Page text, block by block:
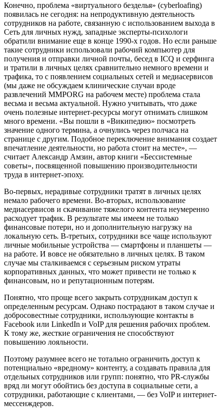
Конечно, проблема «виртуального безделья» (cyberloafing)
появилась не сегодня: на непродуктивную деятельность
сотрудников на работе, связанную с использованием выхода в
Сеть для личных нужд, западные эксперты-психологи
обратили внимание еще в конце 1990-х годов. Но если раньше
такие сотрудники использовали рабочий компьютер для
получения и отправки личной почты, бесед в ICQ и серфинга
и тратили в личных целях сравнительно немного времени и
трафика, то с появлением социальных сетей и медиасервисов
(мы даже не обсуждаем клинические случаи вроде
развлечений MMPORG на рабочем месте) проблема стала
весьма и весьма актуальной. Нужно учитывать, что даже
очень полезные интернет-ресурсы могут отнимать слишком
много времени. «Вы пошли в «Википедию» посмотреть
значение одного термина, а очнулись через полчаса на
странице с другим. Подобное переключение внимания создает
впечатление деятельности, но работа стоит на месте», —
считает Александр Амзин, автор книги «Бессистемные
советы», посвященной повышению производительности
труда в интернет-эпоху.
Во-первых, нерадивые сотрудники тратят в личных целях
немало рабочего времени. Во-вторых, использование
медиасервисов и скачивание тяжелого контента неумеренно
расходует трафик. В результате мы имеем не только
финансовые потери, но и дополнительную нагрузку на
локальную сеть. В-третьих, сотрудники все чаще используют
личные мобильные устройства — смартфоны и планшеты —
на работе. И вовсе не обязательно в личных целях. В таком
случае мы сталкиваемся с серьезным риском утраты
корпоративных данных, что может привести не только к
финансовым, но и репутационным потерям.
Понятно, что проще всего закрыть сотрудникам доступ к
определенным ресурсам. Однако пострадают в таком случае и
добросовестные сотрудники, использующие контакты в
Facebook или LinkedIn и VoIP для решения рабочих проблем.
К тому же, жесткие ограничения не способствуют
повышению лояльности.
Поэтому разумнее всего не тотально ограничить доступ к
потенциально «вредному» контенту, а создавать правила для
отдельных сотрудников или групп: понятно, что PR-службы
вряд ли могут обойтись без доступа в социальные сети, а
сотрудники, работающие с клиентами, — без VoIP и интернет-
мессенждеров.